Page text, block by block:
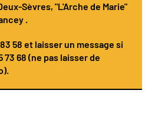
Sèvres, "L'Arche de Marie"
.
58 et laisser un message si
73 68 (ne pas laisser de